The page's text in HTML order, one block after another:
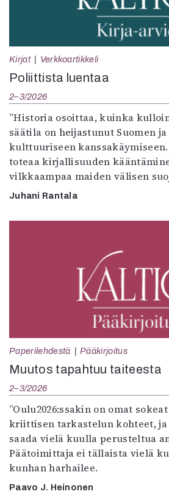
Kirjat Verkkoartikkeli
Poliittista luentaa
2–3/2026
”Historia osoittaa, kuinka
säätila on heijastunut Suomen
kulttuuriseen kanssakäymiseen.
toteaa kirjallisuuden
vilkkaampaa maiden välisen
Juhani Rantala
Paperilehdestä Pääkirjoitus
Muutos tapahtuu taiteesta
2–3/2026
”Oulu2026:ssakin on omat
kriittisen tarkastelun kohteet,
saada vielä kuulla perusteltua
Päätoimittaja ei tällaista vielä
kunhan harhailee.
Paavo J. Heinonen